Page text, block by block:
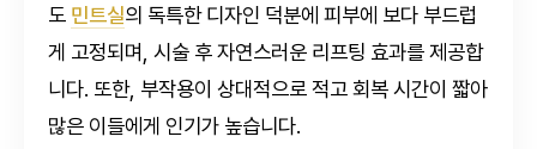
도 민트실의 독특한 디자인 덕분에 피부에 보다 부드럽
게 고정되며, 시술 후 자연스러운 리프팅 효과를 제공합
니다. 또한, 부작용이 상대적으로 적고 회복 시간이 짧아
많은 이들에게 인기가 높습니다.